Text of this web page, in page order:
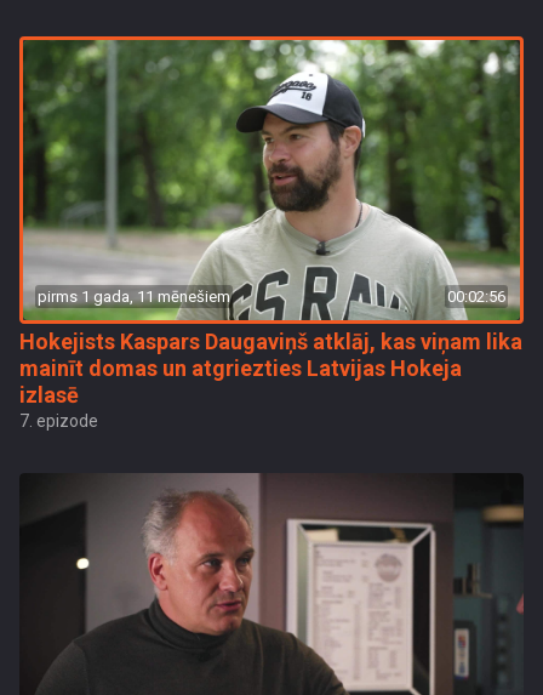
pirms 1 gada, 11 mēnešiem 00:02:56
Hokejists Kaspars Daugaviņš atklāj, kas viņam lika
mainīt domas un atgriezties Latvijas Hokeja
izlasē
7. epizode